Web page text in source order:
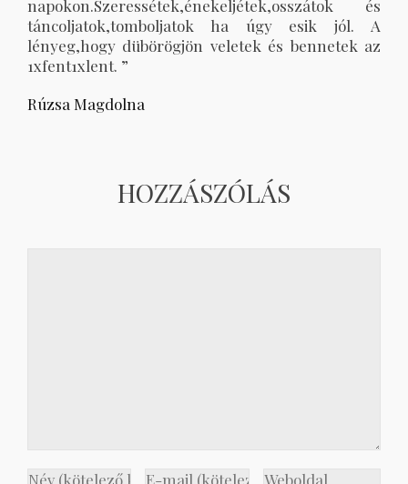
napokon.Szeressétek,énekeljétek,osszátok és
táncoljatok,tomboljatok ha úgy esik jól. A
lényeg,hogy dübörögjön veletek és bennetek az
1xfent1xlent. ”
Rúzsa Magdolna
HOZZÁSZÓLÁS